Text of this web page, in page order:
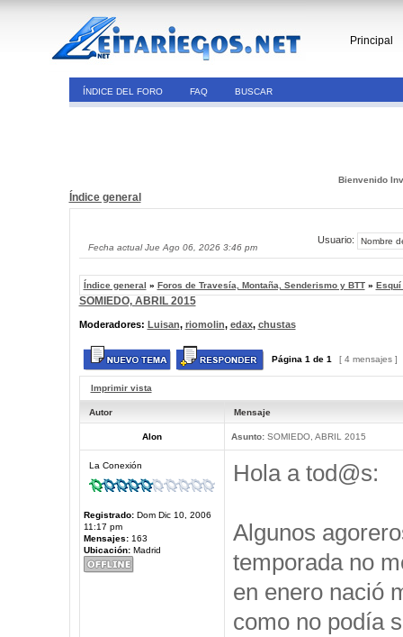
Principal
ÍNDICE DEL FORO FAQ BUSCAR
Bienvenido
Índice general
Fecha actual Jue Ago 06, 2026 3:46 pm
Usuario:
Índice general » Foros de Travesía, Montaña, Senderismo y BTT» Esquí
SOMIEDO, ABRIL 2015
Moderadores: Luisan, riomolin, edax, chustas
Página 1 de 1 [ 4 mensajes ]
Imprimir vista
Autor Mensaje
Alon Asunto:SOMIEDO, ABRIL 2015
La Conexión
Registrado:Dom Dic 10, 2006
11:17 pm
Mensajes:163
Ubicación:Madrid
Hola a tod@s:
Algunos
temporada no
en enero nació
como no podía